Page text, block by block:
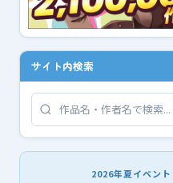
サイト内検索
2026年夏イベント